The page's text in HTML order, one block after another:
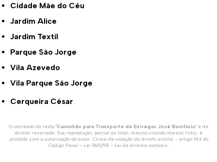
Cidade Mãe do Céu
Jardim Alice
Jardim Textil
Parque São Jorge
Vila Azevedo
Vila Parque São Jorge
Cerqueira César
O conteúdo do texto "Caminhão para Transporte de Entregas José Bonifácio" é de
direito reservado. Sua reprodução, parcial ou total, mesmo citando nossos links, é
proibida sem a autorização do autor. Crime de violação de direito autoral – artigo 184 do
Código Penal – Lei 9610/98 - Lei de direitos autorais.